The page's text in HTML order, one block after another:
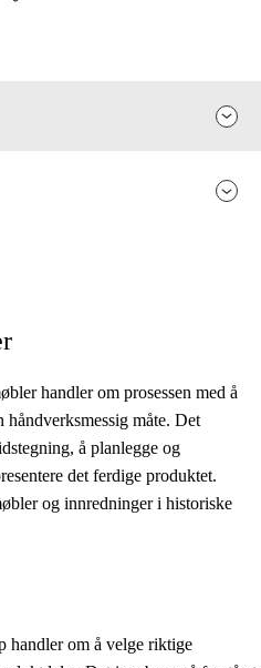
handler om prosessen med å
måte. Det
å planlegge og
det ferdige produktet.
og innredninger i historiske
handler om å velge riktige